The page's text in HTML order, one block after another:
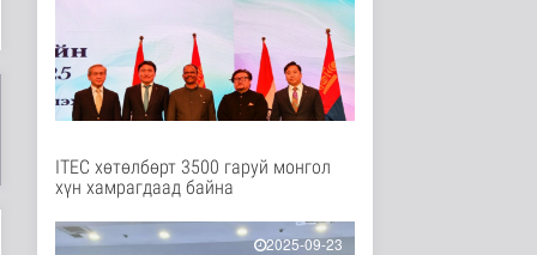
6 цаг 33 минутын өмнө
"Сэлэнгэ-2026” хээрийн
сургууль амжилттай
явагда..
6 цаг 18 минутын өмнө
Испани улс
цагаачлалын
маргааны улмаас
ITEC хөтөлбөрт 3500 гаруй монгол
хүн хамрагдаад байна
2025-09-23